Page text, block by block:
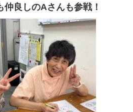
仲良しのAさんも参戦！